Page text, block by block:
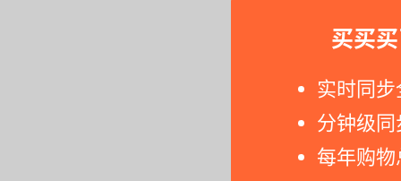
买买
实时同
分钟级
每年购